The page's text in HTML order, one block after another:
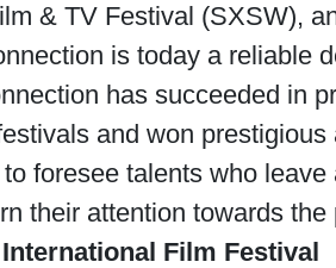
& TV Festival (SXSW),
is today a reliable
has succeeded in
and won
foresee talents who
their attention towards
Film Festival